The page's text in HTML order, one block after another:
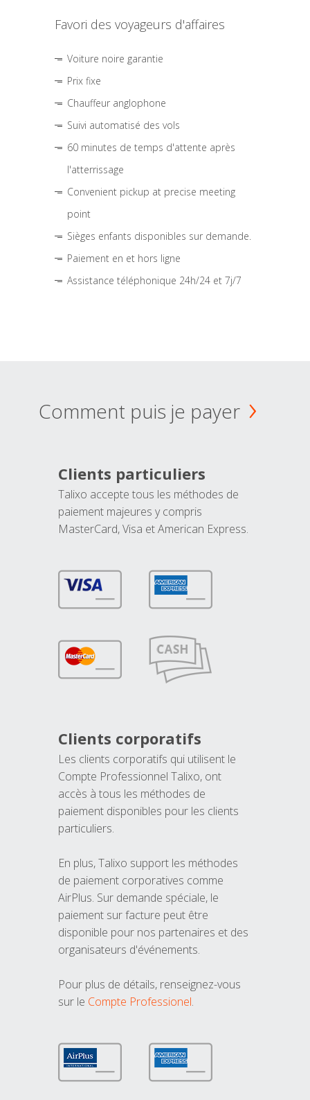
Favori des voyageurs d'affaires
Voiture noire garantie
Prix fixe
Chauffeur anglophone
Suivi automatisé des vols
60 minutes de temps d'attente après
l'atterrissage
Convenient pickup at precise meeting
point
Sièges enfants disponibles sur demande.
Paiement en et hors ligne
Assistance téléphonique 24h/24 et 7j/7
Comment puis je payer
Clients particuliers
Talixo accepte tous les méthodes de
paiement majeures y compris
MasterCard, Visa et American Express.
Clients corporatifs
Les clients corporatifs qui utilisent le
Compte Professionnel Talixo, ont
accès à tous les méthodes de
paiement disponibles pour les clients
particuliers.
En plus, Talixo support les méthodes
de paiement corporatives comme
AirPlus. Sur demande spéciale, le
paiement sur facture peut être
disponible pour nos partenaires et des
organisateurs d'événements.
Pour plus de détails, renseignez-vous
sur le Compte Professionel.